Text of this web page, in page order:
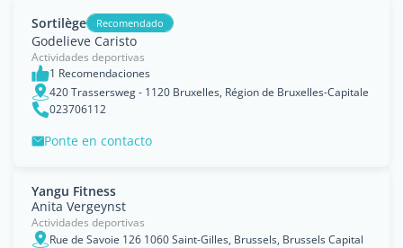
Sortilège Recomendado
Godelieve Caristo
Actividades deportivas
1 Recomendaciones
420 Trassersweg - 1120 Bruxelles, Région de Bruxelles-Capitale
023706112
Ponte en contacto
Yangu Fitness
Anita Vergeynst
Actividades deportivas
Rue de Savoie 126 1060 Saint-Gilles, Brussels, Brussels Capital